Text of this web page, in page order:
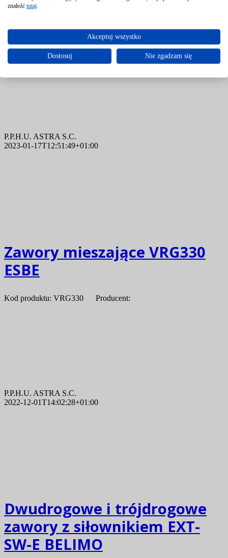
ESBE
Kod produktu: VLA100 Producent:
P.P.H.U. ASTRA S.C.
2023-01-17T12:51:49+01:00
Zawory mieszające VRG330
ESBE
Kod produktu: VRG330 Producent:
P.P.H.U. ASTRA S.C.
2022-12-01T14:02:28+01:00
Dwudrogowe i trójdrogowe
zawory z siłownikiem EXT-
SW-E BELIMO
znaleźć tutaj.
Akceptuj wszystko
Dostosuj Nie zgadzam się